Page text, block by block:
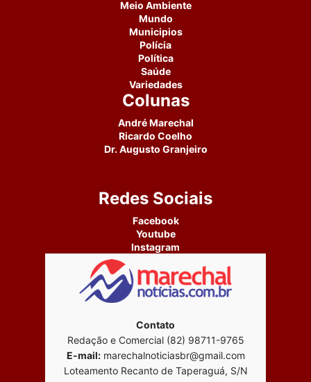
Meio Ambiente
Mundo
Municipios
Polícia
Política
Saúde
Variedades
Colunas
André Marechal
Ricardo Coelho
Dr. Augusto Granjeiro
Redes Sociais
Facebook
Youtube
Instagram
Contato
Redação e Comercial (82) 98711-9765
E-mail:marechalnoticiasbr@gmail.com
Loteamento Recanto de Taperaguá, S/N